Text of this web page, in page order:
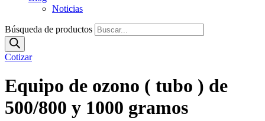
Noticias
Búsqueda de productos
Cotizar
Equipo de ozono ( tubo ) de
500/800 y 1000 gramos